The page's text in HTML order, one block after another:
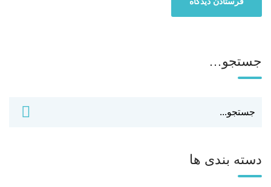
جستجو…
دسته بندی ها